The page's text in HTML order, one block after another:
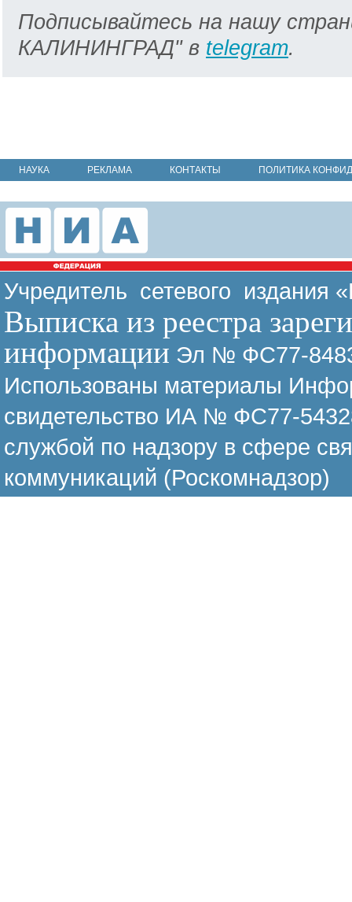
Подписывайтесь на нашу
КАЛИНИНГРАД" в telegram.
НАУКА РЕКЛАМА КОНТАКТЫ ПОЛИТИКА
Учредитель сетевого издания
Выписка из реестра
информации Эл № ФС77-
Использованы материалы
свидетельство ИА № ФС77-
службой по надзору в сфере
коммуникаций (Роскомнадзор)